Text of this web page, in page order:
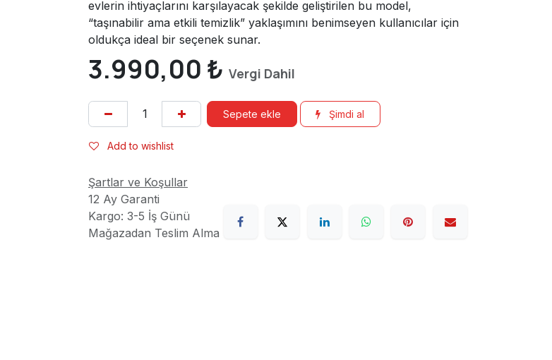
evlerin ihtiyaçlarını karşılayacak şekilde geliştirilen bu model,
“taşınabilir ama etkili temizlik” yaklaşımını benimseyen kullanıcılar için
oldukça ideal bir seçenek sunar.
3.990,00 ₺ Vergi Dahil
Sepete ekle Şimdi al
Add to wishlist
Şartlar ve Koşullar
12 Ay Garanti
Kargo: 3-5 İş Günü
Mağazadan Teslim Alma